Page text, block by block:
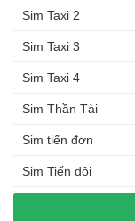
Sim Taxi 2
Sim Taxi 3
Sim Taxi 4
Sim Thần Tài
Sim tiến đơn
Sim Tiến đôi